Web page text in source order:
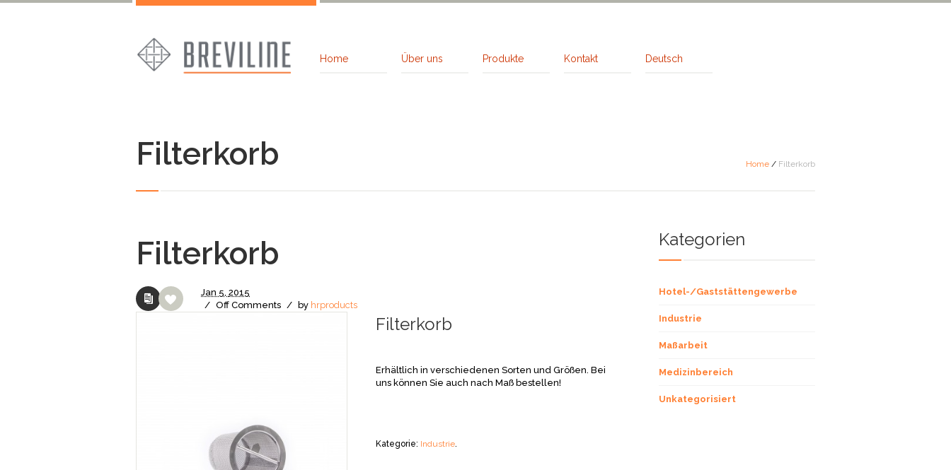
Home Über uns Produkte Kontakt Deutsch
Filterkorb Home / Filterkorb
Filterkorb
Jan 5, 2015
/ Off Comments / by hrproducts
Filterkorb
Erhältlich in verschiedenen Sorten und Größen. Bei
uns können Sie auch nach Maß bestellen!
Kategorie: Industrie.
Kategorien
Hotel-/Gaststättengewerbe
Industrie
Maßarbeit
Medizinbereich
Unkategorisiert